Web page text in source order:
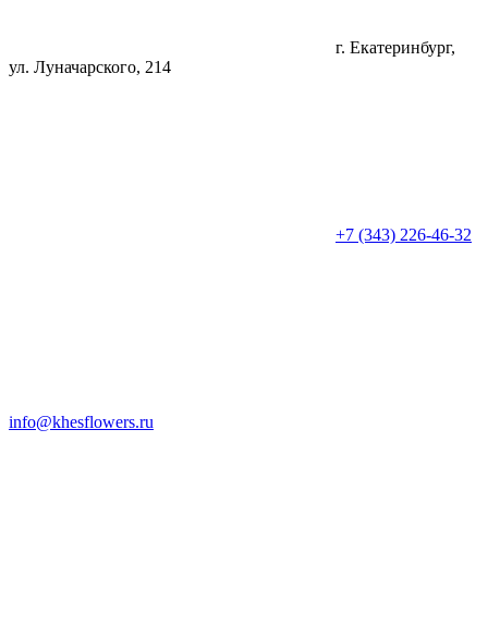
г. Екатеринбург,
ул. Луначарского, 214
+7 (343) 226-46-32
info@khesflowers.ru